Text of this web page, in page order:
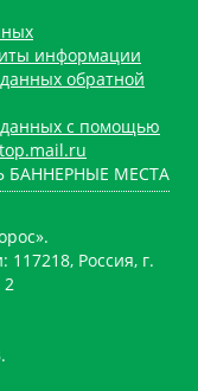
информации
обратной
данных с помощью
БАННЕРНЫЕ МЕСТА
117218, Россия, г.